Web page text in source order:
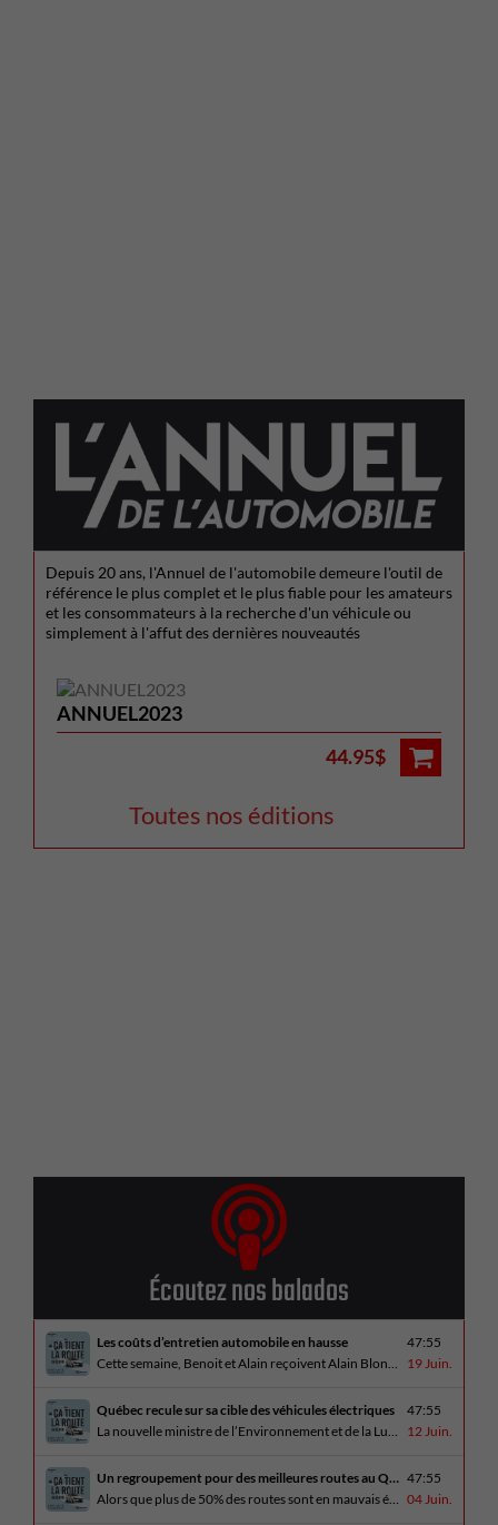
Depuis 20 ans, l'Annuel de l'automobile demeure l'outil de
référence le plus complet et le plus fiable pour les amateurs
et les consommateurs à la recherche d'un véhicule ou
simplement à l'affut des dernières nouveautés
ANNUEL2023
44.95$
Toutes nos éditions
Écoutez nos balados
Les coûts d’entretien automobile en hausse
Cette semaine, Benoit et Alain reçoivent Alain Blondeau, propriétaire d’un atelier mécanique qui parle de la nouvelle réalité des coûts d’entretien en automobile. En essai routier, Alain a cinq propositions estivales et Benoit a pris la route avec une BMW i4 M60 pour ce dernier épisode de la saison. Bon été à tous!
47:55
19 Juin.
Québec recule sur sa cible des véhicules électriques
La nouvelle ministre de l’Environnement et de la Lutte contre les changements climatiques, Pascale Déry, doit confirmer que les VZE représenteront désormais 80% des ventes de véhicules neufs en 2035. Benoit et Alain en discutent avec Daniel Breton. Ils reçoivent également Bertrand Godin, qui parle d’Élégance Trois-Rivières. En essai routier Alain a roulé le Mitsubishi [...]
47:55
12 Juin.
Un regroupement pour des meilleures routes au Québec
Alors que plus de 50% des routes sont en mauvais état, le regroupement pour des meilleures routes au Québec voit le jour. Dans cet épisode, Benoit et Alain discutent avec Me Caroline Amireault, directrice générale de l’Association des constructeurs de routes et grands travaux du Québec. En essai routier Alain prend la route avec le [...]
47:55
04 Juin.